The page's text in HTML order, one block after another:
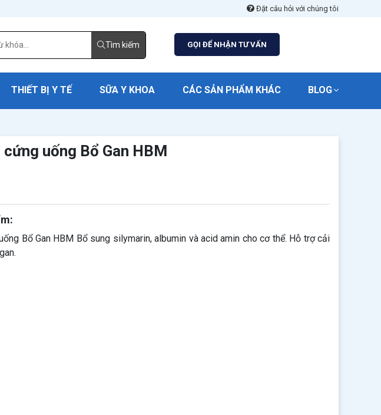
Đặt câu hỏi với chúng tôi
Tìm kiếm GỌI ĐỂ NHẬN TƯ VẤN
THIẾT BỊ Y TẾ SỮA Y KHOA CÁC SẢN PHẨM KHÁC BLOG
uống Bổ Gan HBM
Bổ Gan HBM Bổ sung silymarin, albumin và acid amin cho cơ thể. Hỗ trợ cải